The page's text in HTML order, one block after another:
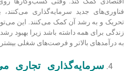
ایجاد مشاغل جدید و فرصت‌های شغلی
کل اقتصاد است زیرا می‌تواند به کاهش
این راهکار به افزایش
از دیگر مزایای سرمایه‌گذاری تجاری